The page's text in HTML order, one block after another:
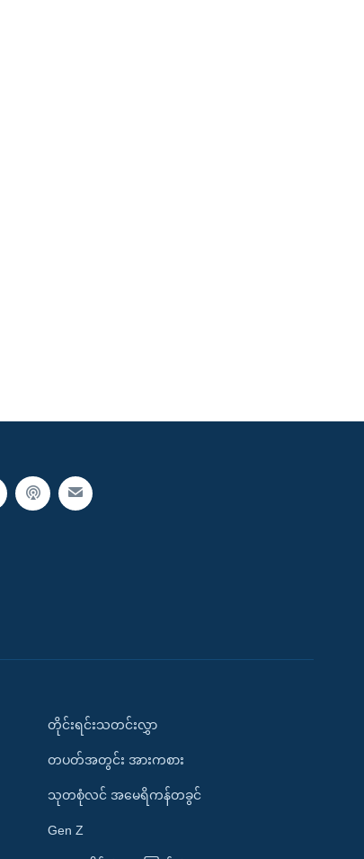
တိုင်းရင်းသတင်းလွှာ
တပတ်အတွင်း အားကစား
သုတစုံလင် အမေရိကန်တခွင်
Gen Z